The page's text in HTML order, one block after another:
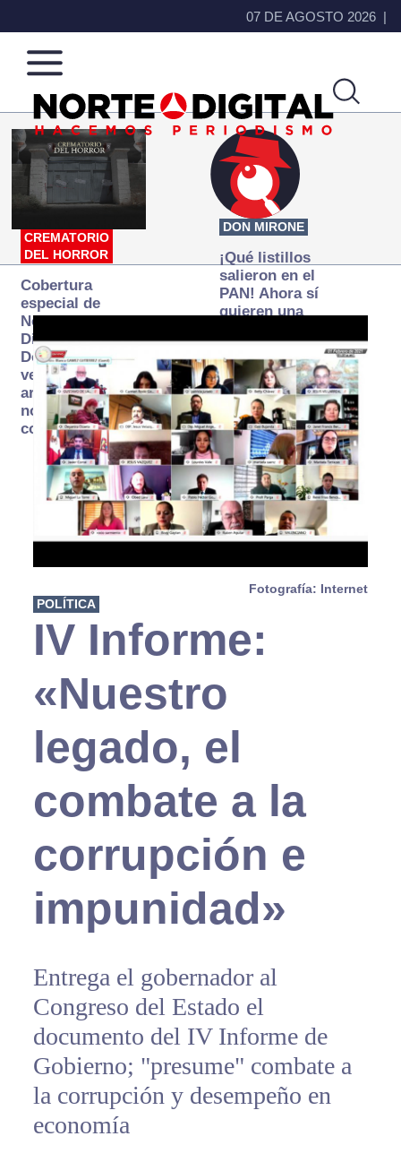
07 DE AGOSTO 2026
Norte
de
Ciudad
Más
que
noticias,
hacemos periodismo
CREMATORIO
DEL HORROR
Cobertura
especial de
Norte
Digital:
Donde la
verdad
arde… pero
no se
consume
DON MIRONE
¡Qué listillos
salieron en el
PAN! Ahora sí
quieren una
autónoma… y
transexenal
Fotografía: Internet
POLÍTICA
IV Informe:
«Nuestro
legado, el
combate a la
corrupción e
impunidad»
Entrega el gobernador al
Congreso del Estado el
documento del IV Informe de
Gobierno; "presume" combate a
la corrupción y desempeño en
economía